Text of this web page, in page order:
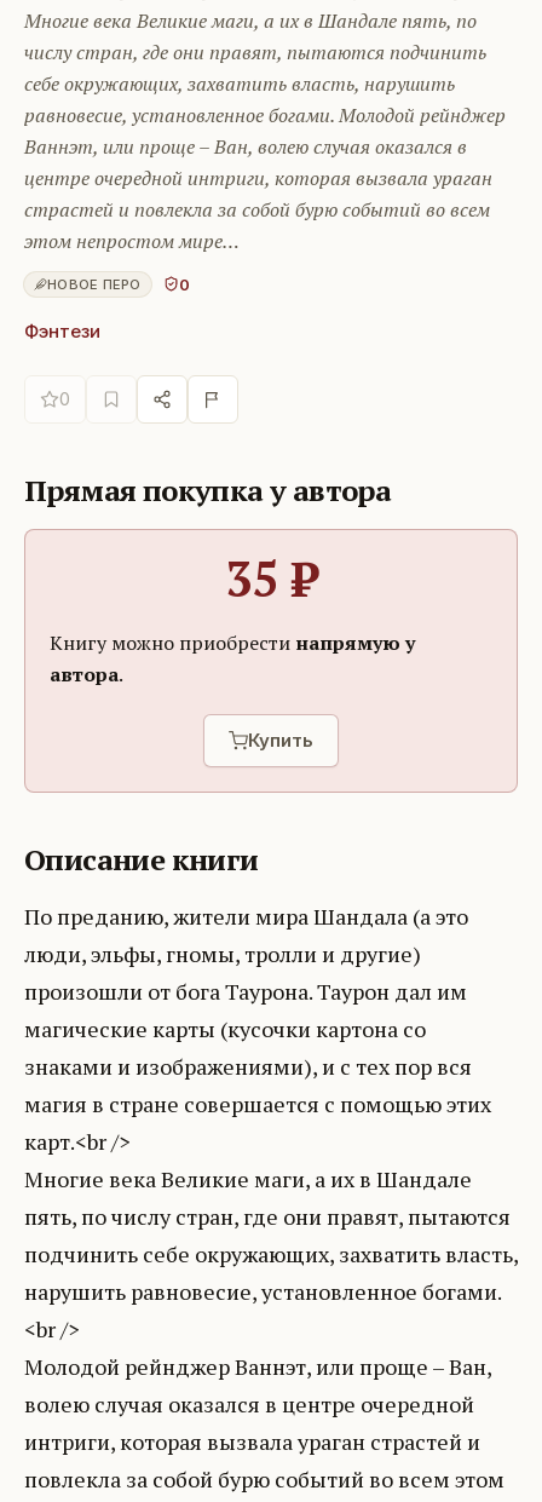
Многие века Великие маги, а их в Шандале пять, по
числу стран, где они правят, пытаются подчинить
себе окружающих, захватить власть, нарушить
равновесие, установленное богами. Молодой рейнджер
Ваннэт, или проще – Ван, волею случая оказался в
центре очередной интриги, которая вызвала ураган
страстей и повлекла за собой бурю событий во всем
этом непростом мире…
НОВОЕ ПЕРО 0
Фэнтези
0
Прямая покупка у автора
35 ₽
Книгу можно приобрести напрямую у
автора.
Купить
Описание книги
По преданию, жители мира Шандала (а это
люди, эльфы, гномы, тролли и другие)
произошли от бога Таурона. Таурон дал им
магические карты (кусочки картона со
знаками и изображениями), и с тех пор вся
магия в стране совершается с помощью этих
карт.<br />
Многие века Великие маги, а их в Шандале
пять, по числу стран, где они правят, пытаются
подчинить себе окружающих, захватить власть,
нарушить равновесие, установленное богами.
<br />
Молодой рейнджер Ваннэт, или проще – Ван,
волею случая оказался в центре очередной
интриги, которая вызвала ураган страстей и
повлекла за собой бурю событий во всем этом